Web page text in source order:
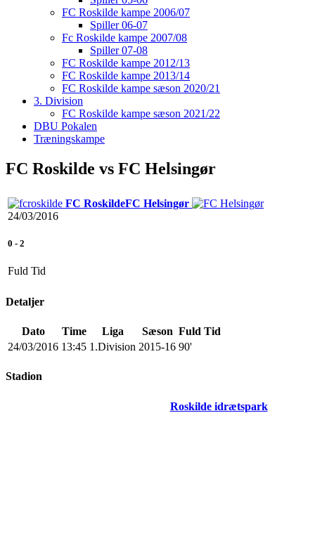
FC Roskilde kampe 2006/07
Spiller 06-07
Fc Roskilde kampe 2007/08
Spiller 07-08
FC Roskilde kampe 2012/13
FC Roskilde kampe 2013/14
FC Roskilde kampe sæson 2020/21
3. Division
FC Roskilde kampe sæson 2021/22
DBU Pokalen
Træningskampe
FC Roskilde vs FC Helsingør
FC RoskildeFC Helsingør
24/03/2016
0 - 2
Fuld Tid
Detaljer
Dato Time Liga Sæson Fuld Tid
24/03/2016 13:45 1.Division 2015-16 90'
Stadion
Roskilde idrætspark